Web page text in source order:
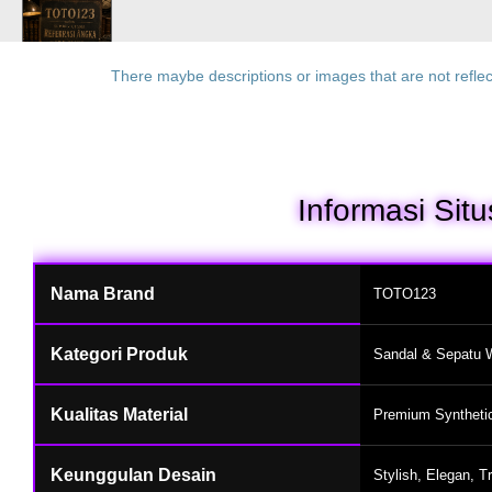
There maybe descriptions or images that are not
Informasi
Nama Brand TOTO123
Kategori Produk Sandal & Sepatu
Kualitas Material Premium
Keunggulan Desain Stylish, Elegan,